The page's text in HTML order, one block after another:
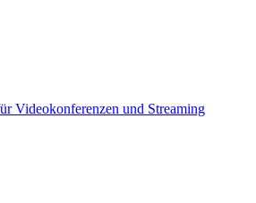
Videokonferenzen und Streaming